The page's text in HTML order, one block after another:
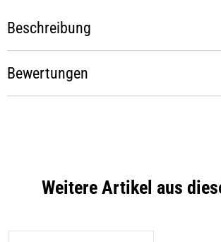
Beschreibung
Bewertungen
Weitere Artikel aus